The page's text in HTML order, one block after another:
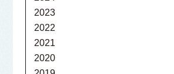
2023
2022
2021
2020